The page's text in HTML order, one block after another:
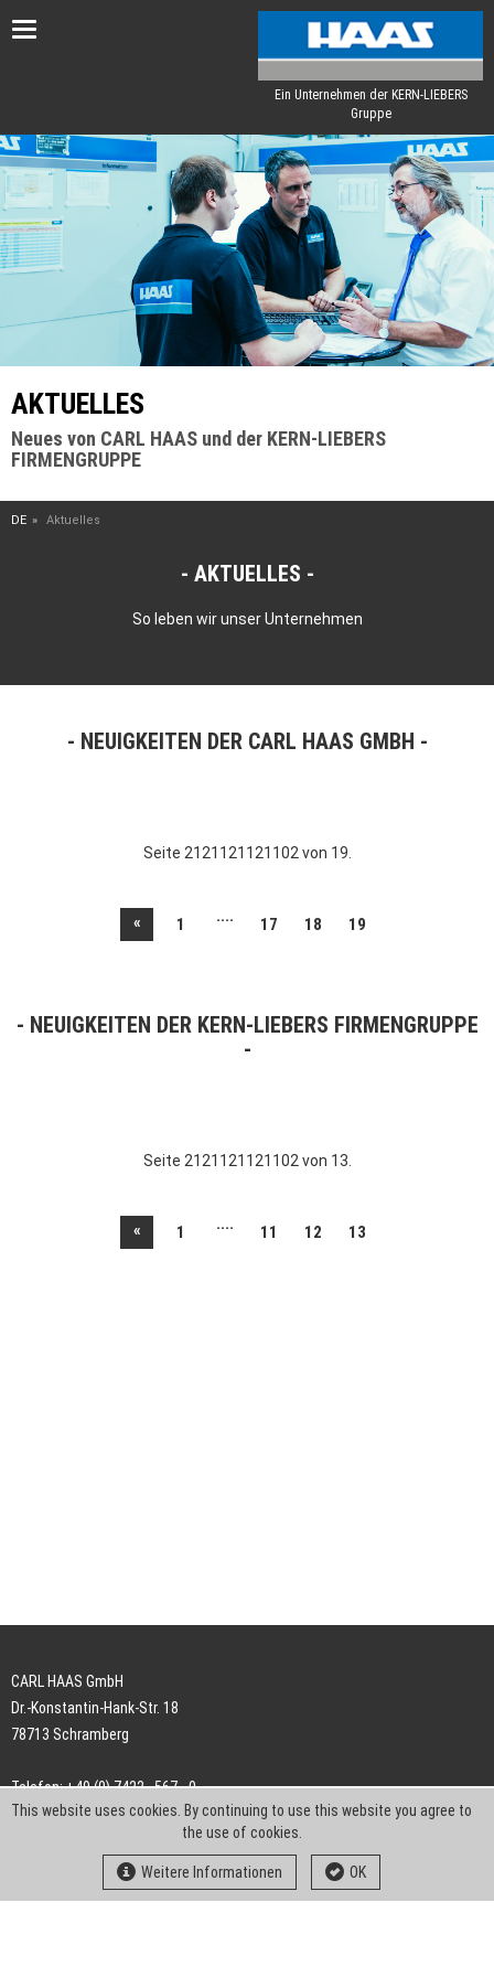
Toggle
Ein Unternehmen der KERN-LIEBERS
Gruppe
AKTUELLES
Neues von CARL HAAS und der KERN-LIEBERS
FIRMENGRUPPE
DE Aktuelles
AKTUELLES
So leben wir unser Unternehmen
NEUIGKEITEN DER CARL HAAS GMBH
Seite 2121121121102 von 19.
« 1 .... 17 18 19
NEUIGKEITEN DER KERN-LIEBERS FIRMENGRUPPE
Seite 2121121121102 von 13.
« 1 .... 11 12 13
CARL HAAS GmbH
Dr.-Konstantin-Hank-Str. 18
78713 Schramberg
Telefon: +49 (0) 7422 . 567 - 0
Telefax: +49 (0) 7422 . 567 - 239
info-ch@kern-liebers.com
This website uses cookies. By continuing to use this website you agree to
the use of cookies.
Weitere Informationen OK